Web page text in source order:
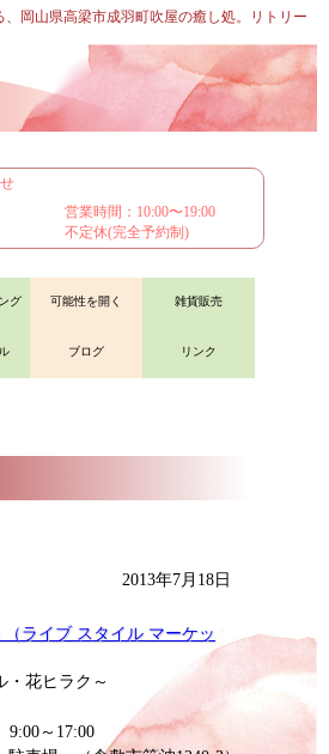
岡山県高梁市成羽町吹屋の癒し処。リトリー
営業時間：10:00〜19:00
不定休(完全予約制)
グ 可能性を開く 雑貨販売
ブログ リンク
2013年7月18日
（ライブ スタイル マーケッ
・花ヒラク～
9:00～17:00